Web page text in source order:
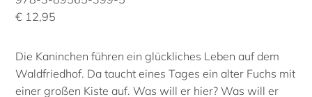
€ 12,95
Die Kaninchen führen ein glückliches Leben auf dem
Waldfriedhof. Da taucht eines Tages ein alter Fuchs mit
einer großen Kiste auf. Was will er hier? Was will er